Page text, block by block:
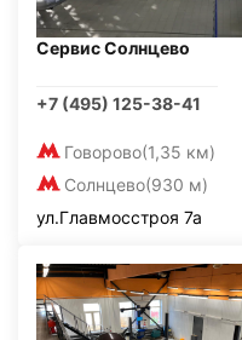
Сервис Солнцево
+7 (495) 125-38-41
Говорово(1,35 км)
Солнцево(930 м)
ул.Главмосстроя 7а